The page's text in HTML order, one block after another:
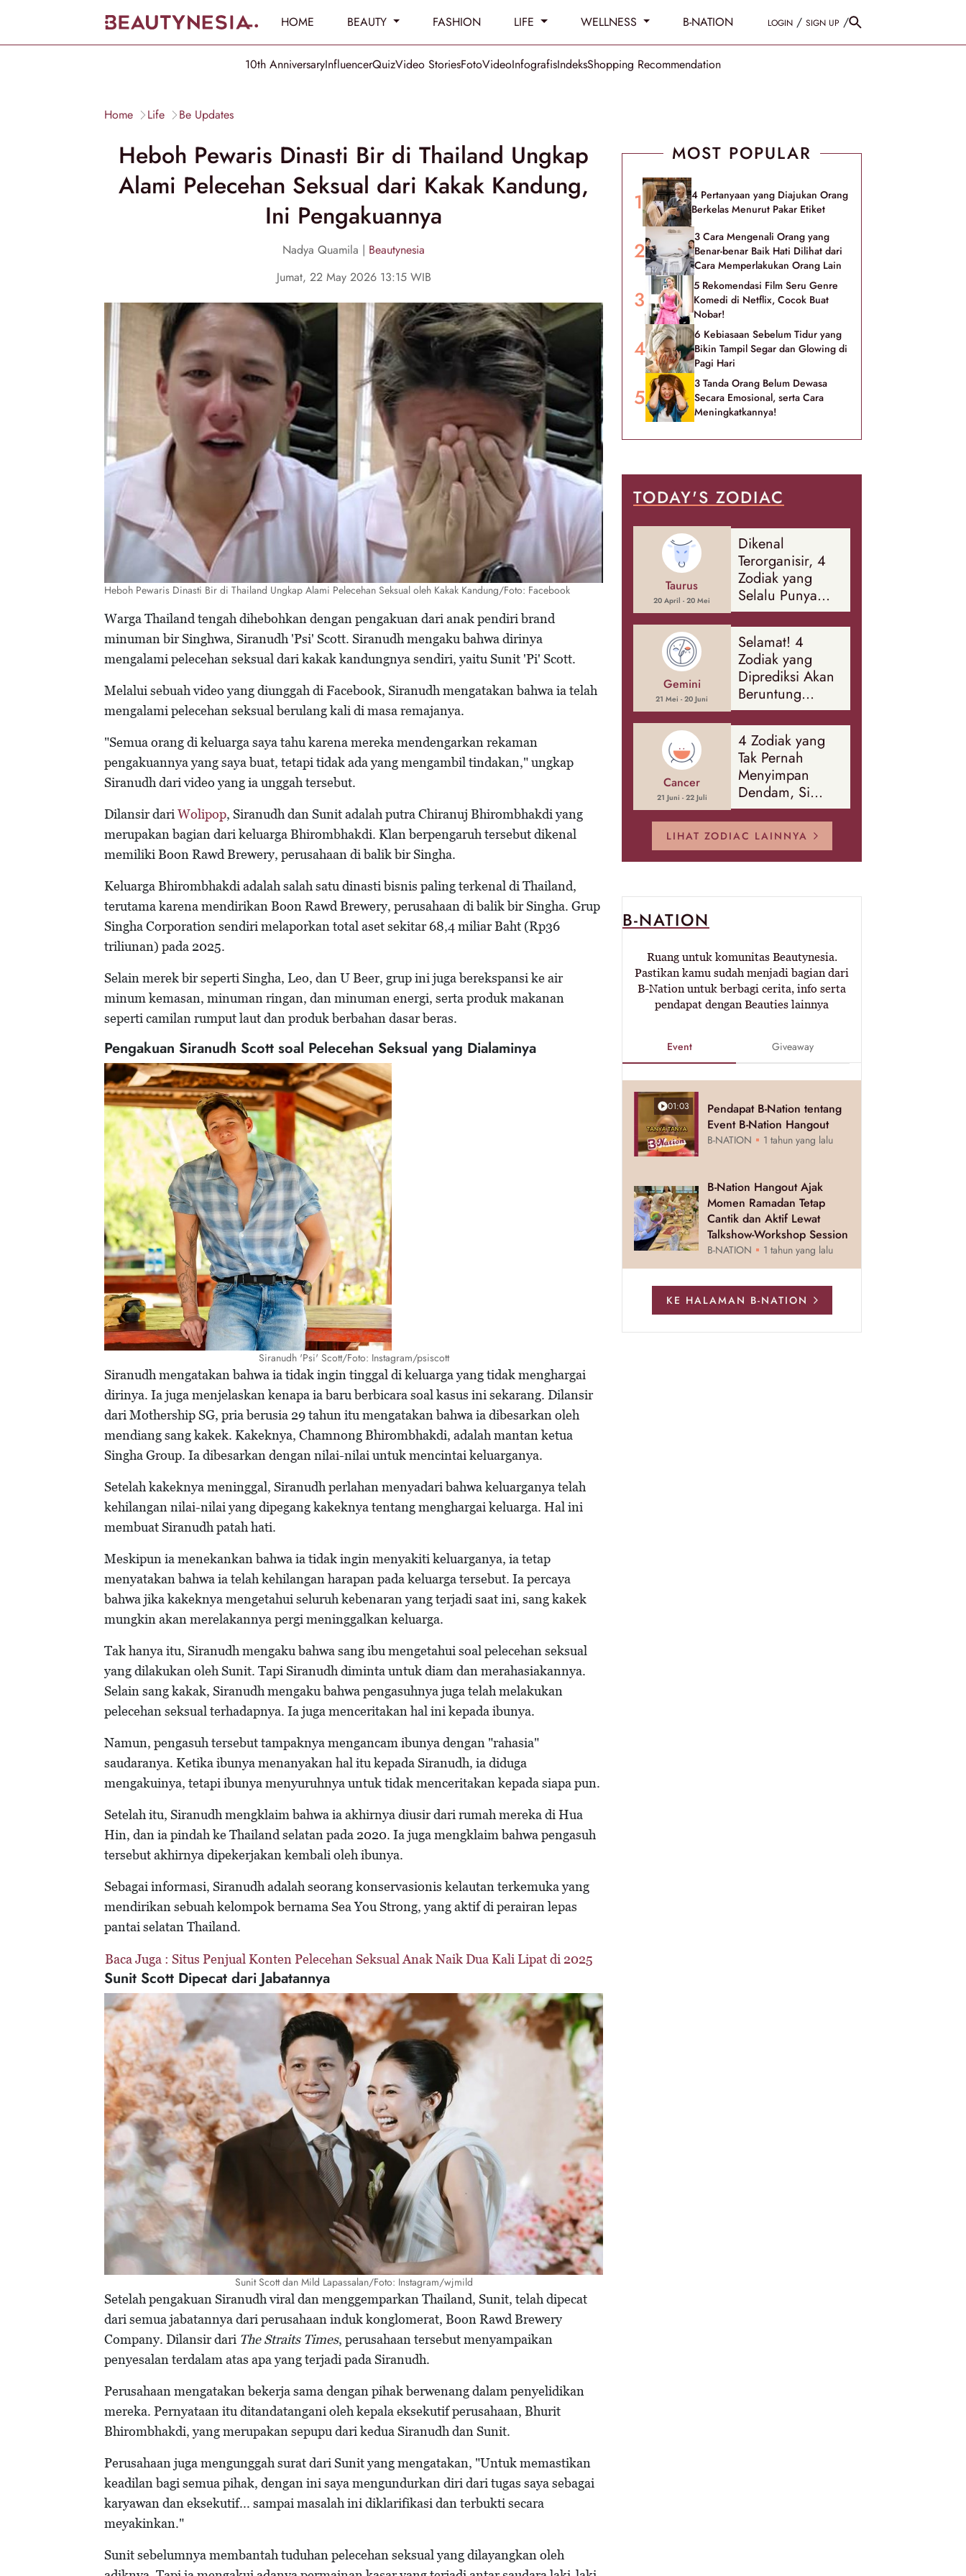
HOME BEAUTY FASHION LIFE WELLNESS B-NATION LOGIN / SIGN UP /
10th AnniversaryInfluencerQuizVideo StoriesFotoVideoInfografisIndeksShopping Recommendation
Home Life Be Updates
Heboh Pewaris Dinasti Bir di Thailand Ungkap
Alami Pelecehan Seksual dari Kakak Kandung,
Ini Pengakuannya
Nadya Quamila | Beautynesia
Jumat, 22 May 2026 13:15 WIB
Heboh Pewaris Dinasti Bir di Thailand Ungkap Alami Pelecehan Seksual oleh Kakak Kandung/Foto: Facebook
Warga Thailand tengah dihebohkan dengan pengakuan dari anak pendiri brand
minuman bir Singhwa, Siranudh 'Psi' Scott. Siranudh mengaku bahwa dirinya
mengalami pelecehan seksual dari kakak kandungnya sendiri, yaitu Sunit 'Pi' Scott.
Melalui sebuah video yang diunggah di Facebook, Siranudh mengatakan bahwa ia telah
mengalami pelecehan seksual berulang kali di masa remajanya.
"Semua orang di keluarga saya tahu karena mereka mendengarkan rekaman
pengakuannya yang saya buat, tetapi tidak ada yang mengambil tindakan," ungkap
Siranudh dari video yang ia unggah tersebut.
Dilansir dariWolipop, Siranudh dan Sunit adalah putra Chiranuj Bhirombhakdi yang
merupakan bagian dari keluarga Bhirombhakdi. Klan berpengaruh tersebut dikenal
memiliki Boon Rawd Brewery, perusahaan di balik bir Singha.
Keluarga Bhirombhakdi adalah salah satu dinasti bisnis paling terkenal di Thailand,
terutama karena mendirikan Boon Rawd Brewery, perusahaan di balik bir Singha. Grup
Singha Corporation sendiri melaporkan total aset sekitar 68,4 miliar Baht (Rp36
triliunan) pada 2025.
Selain merek bir seperti Singha, Leo, dan U Beer, grup ini juga berekspansi ke air
minum kemasan, minuman ringan, dan minuman energi, serta produk makanan
seperti camilan rumput laut dan produk berbahan dasar beras.
Pengakuan Siranudh Scott soal Pelecehan Seksual yang Dialaminya
Siranudh 'Psi' Scott/Foto: Instagram/psiscott
Siranudh mengatakan bahwa ia tidak ingin tinggal di keluarga yang tidak menghargai
dirinya. Ia juga menjelaskan kenapa ia baru berbicara soal kasus ini sekarang. Dilansir
dari Mothership SG, pria berusia 29 tahun itu mengatakan bahwa ia dibesarkan oleh
mendiang sang kakek. Kakeknya, Chamnong Bhirombhakdi, adalah mantan ketua
Singha Group. Ia dibesarkan dengan nilai-nilai untuk mencintai keluarganya.
Setelah kakeknya meninggal, Siranudh perlahan menyadari bahwa keluarganya telah
kehilangan nilai-nilai yang dipegang kakeknya tentang menghargai keluarga. Hal ini
membuat Siranudh patah hati.
Meskipun ia menekankan bahwa ia tidak ingin menyakiti keluarganya, ia tetap
menyatakan bahwa ia telah kehilangan harapan pada keluarga tersebut. Ia percaya
bahwa jika kakeknya mengetahui seluruh kebenaran yang terjadi saat ini, sang kakek
mungkin akan merelakannya pergi meninggalkan keluarga.
Tak hanya itu, Siranudh mengaku bahwa sang ibu mengetahui soal pelecehan seksual
yang dilakukan oleh Sunit. Tapi Siranudh diminta untuk diam dan merahasiakannya.
Selain sang kakak, Siranudh mengaku bahwa pengasuhnya juga telah melakukan
pelecehan seksual terhadapnya. Ia juga menceritakan hal ini kepada ibunya.
Namun, pengasuh tersebut tampaknya mengancam ibunya dengan "rahasia"
saudaranya. Ketika ibunya menanyakan hal itu kepada Siranudh, ia diduga
mengakuinya, tetapi ibunya menyuruhnya untuk tidak menceritakan kepada siapa pun.
Setelah itu, Siranudh mengklaim bahwa ia akhirnya diusir dari rumah mereka di Hua
Hin, dan ia pindah ke Thailand selatan pada 2020. Ia juga mengklaim bahwa pengasuh
tersebut akhirnya dipekerjakan kembali oleh ibunya.
Sebagai informasi, Siranudh adalah seorang konservasionis kelautan terkemuka yang
mendirikan sebuah kelompok bernama Sea You Strong, yang aktif di perairan lepas
pantai selatan Thailand.
Baca Juga : Situs Penjual Konten Pelecehan Seksual Anak Naik Dua Kali Lipat di 2025
Sunit Scott Dipecat dari Jabatannya
Sunit Scott dan Mild Lapassalan/Foto: Instagram/wjmild
Setelah pengakuan Siranudh viral dan menggemparkan Thailand, Sunit, telah dipecat
dari semua jabatannya dari perusahaan induk konglomerat, Boon Rawd Brewery
Company. Dilansir dari The Straits Times, perusahaan tersebut menyampaikan
penyesalan terdalam atas apa yang terjadi pada Siranudh.
Perusahaan mengatakan bekerja sama dengan pihak berwenang dalam penyelidikan
mereka. Pernyataan itu ditandatangani oleh kepala eksekutif perusahaan, Bhurit
Bhirombhakdi, yang merupakan sepupu dari kedua Siranudh dan Sunit.
Perusahaan juga mengunggah surat dari Sunit yang mengatakan, "Untuk memastikan
keadilan bagi semua pihak, dengan ini saya mengundurkan diri dari tugas saya sebagai
karyawan dan eksekutif... sampai masalah ini diklarifikasi dan terbukti secara
meyakinkan."
Sunit sebelumnya membantah tuduhan pelecehan seksual yang dilayangkan oleh
MOST POPULAR
4 Pertanyaan yang Diajukan Orang
Berkelas Menurut Pakar Etiket
3 Cara Mengenali Orang yang
Benar-benar Baik Hati Dilihat dari
Cara Memperlakukan Orang Lain
5 Rekomendasi Film Seru Genre
Komedi di Netflix, Cocok Buat
Nobar!
6 Kebiasaan Sebelum Tidur yang
Bikin Tampil Segar dan Glowing di
Pagi Hari
3 Tanda Orang Belum Dewasa
Secara Emosional, serta Cara
Meningkatkannya!
TODAY'S ZODIAC
Taurus
20 April - 20 Mei
Dikenal
Terorganisir, 4
Zodiak yang
Selalu Punya
Rencana
Cadangan Soal
Banyak Hal
Gemini
21 Mei - 20 Juni
Selamat! 4
Zodiak yang
Diprediksi Akan
Beruntung
Sepanjang
Agustus 2026
Cancer
21 Juni - 22 Juli
4 Zodiak yang
Tak Pernah
Menyimpan
Dendam, Si
Paling Mudah
Memaafkan!
LIHAT ZODIAC LAINNYA
B-NATION
Ruang untuk komunitas Beautynesia.
Pastikan kamu sudah menjadi bagian dari
B-Nation untuk berbagi cerita, info serta
pendapat dengan Beauties lainnya
Event Giveaway
01:03
Pendapat B-Nation tentang
Event B-Nation Hangout
B-NATION 1 tahun yang lalu
B-Nation Hangout Ajak
Momen Ramadan Tetap
Cantik dan Aktif Lewat
Talkshow-Workshop Session
B-NATION 1 tahun yang lalu
KE HALAMAN B-NATION